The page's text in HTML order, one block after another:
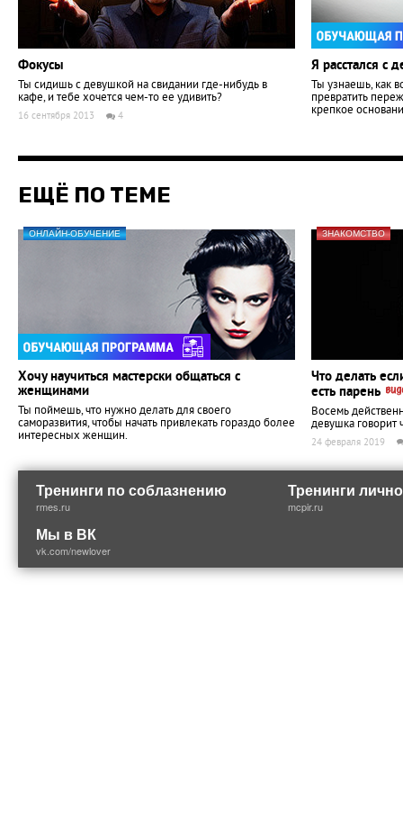
Фокусы
Ты сидишь с девушкой на свидании где-нибудь в
кафе, и тебе хочется чем-то ее удивить?
16 сентября 2013 4
Я расстался с
Ты узнаешь, как
превратить
крепкое
ЕЩЁ ПО ТЕМЕ
ОНЛАЙН-ОБУЧЕНИЕ
Хочу научиться мастерски общаться с
женщинами
Ты поймешь, что нужно делать для своего
саморазвития, чтобы начать привлекать гораздо более
интересных женщин.
ЗНАКОМСТВО
Что делать
есть парень
Восемь
девушка говорит
24 февраля 2019
Тренинги по соблазнению
rmes.ru
Тренинги
mcpir.ru
Мы в ВК
vk.com/newlover